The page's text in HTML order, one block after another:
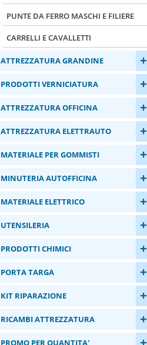
PUNTE DA FERRO MASCHI E FILIERE
CARRELLI E CAVALLETTI
ATTREZZATURA GRANDINE +
PRODOTTI VERNICIATURA +
ATTREZZATURA OFFICINA +
ATTREZZATURA ELETTRAUTO +
MATERIALE PER GOMMISTI +
MINUTERIA AUTOFFICINA +
MATERIALE ELETTRICO +
UTENSILERIA +
PRODOTTI CHIMICI +
PORTA TARGA +
KIT RIPARAZIONE +
RICAMBI ATTREZZATURA +
PROMO PER QUANTITA'